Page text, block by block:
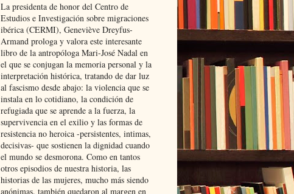
La presidenta de honor del Centro de
Estudios e Investigación sobre migraciones
ibérica (CERMI), Geneviève Dreyfus-
Armand prologa y valora este interesante
libro de la antropóloga Mari-José Nadal en
el que se conjugan la memoria personal y la
interpretación histórica, tratando de dar luz
al fascismo desde abajo: la violencia que se
instala en lo cotidiano, la condición de
refugiada que se aprende a la fuerza, la
supervivencia en el exilio y las formas de
resistencia no heroica -persistentes, intimas,
decisivas- que sostienen la dignidad cuando
el mundo se desmorona. Como en tantos
otros episodios de nuestra historia, las
historias de las mujeres, mucho más siendo
anónimas, también quedaron al margen en